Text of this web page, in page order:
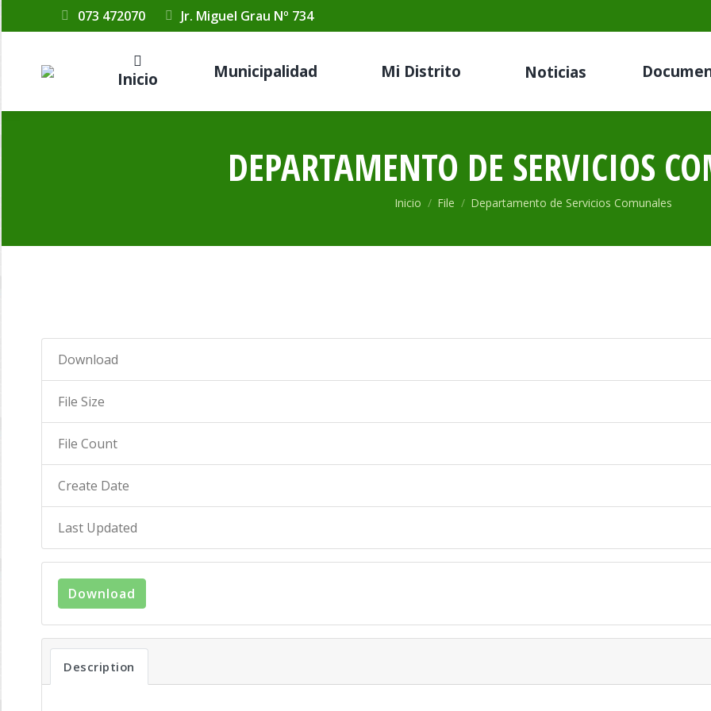
073 472070 Jr. Miguel Grau Nº 734
Inicio Municipalidad Mi Distrito Noticias
DEPARTAMENTO DE SERVICIOS
Estás aquí:
Inicio File Departamento de Servicios Comunales
Download
File Size
File Count
Create Date
Last Updated
Download
Description